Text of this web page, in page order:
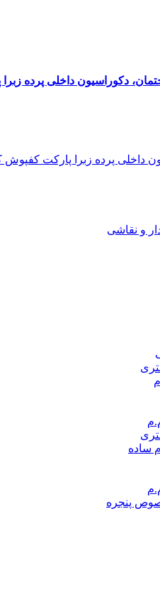
دکوراسیون داخلی پرده
و نقاشی
پنجره